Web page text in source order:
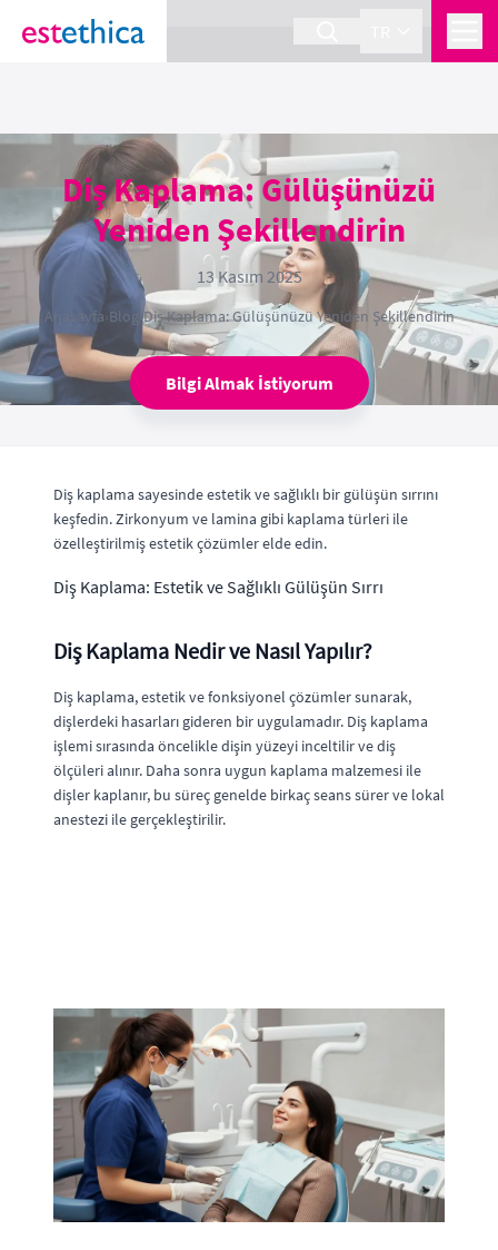
section Service {
Diş Kaplama: Gülüşünüzü
Yeniden Şekillendirin
13 Kasım 2025
Anasayfa Blog ›Diş Kaplama: Gülüşünüzü Yeniden Şekillendirin
Bilgi Almak İstiyorum
Diş kaplama sayesinde estetik ve sağlıklı bir gülüşün sırrını
keşfedin. Zirkonyum ve lamina gibi kaplama türleri ile
özelleştirilmiş estetik çözümler elde edin.
Diş Kaplama: Estetik ve Sağlıklı Gülüşün Sırrı
Diş Kaplama Nedir ve Nasıl Yapılır?
Diş kaplama, estetik ve fonksiyonel çözümler sunarak,
dişlerdeki hasarları gideren bir uygulamadır. Diş kaplama
işlemi sırasında öncelikle dişin yüzeyi inceltilir ve diş
ölçüleri alınır. Daha sonra uygun kaplama malzemesi ile
dişler kaplanır, bu süreç genelde birkaç seans sürer ve lokal
anestezi ile gerçekleştirilir.